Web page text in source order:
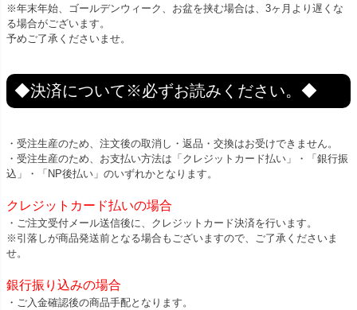
※年末年始、ゴールデンウィーク、お盆を挟む場合は、3ヶ月より遅くな
る場合がございます。
予めご了承くださいませ。
◆決済について※必ずお読みください。◆
・受注生産のため、注文後の取消し・返品・交換はお受けできません。
・受注生産のため、お支払い方法は「クレジットカード払い」・「銀行振
込」・「NP後払い」のいずれかとなります。
クレジットカード払いの場合
・ご注文受付メール送信後に、クレジットカード決済を行います。
※引落しが商品発送前となる場合もございますので、ご了承くださいま
せ。
銀行振り込みの場合
・ご入金確認後の商品手配となります。